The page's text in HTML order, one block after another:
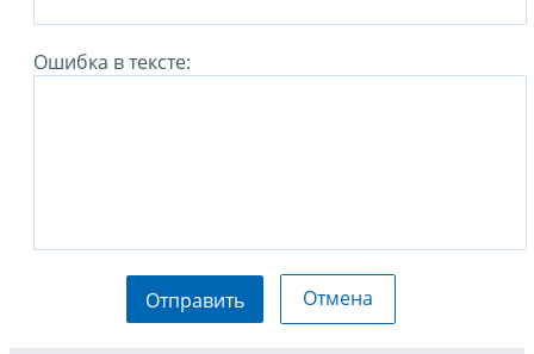
Ошибка в тексте:
Отправить Отмена